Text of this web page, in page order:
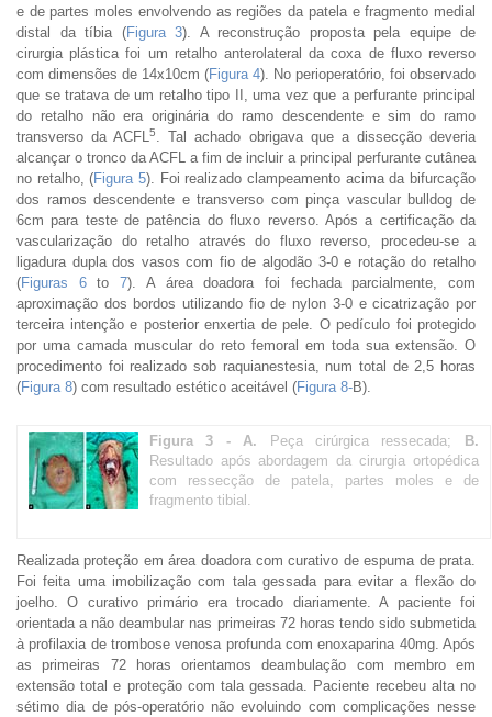
e de partes moles envolvendo as regiões da patela e fragmento medial
distal da tíbia (Figura 3). A reconstrução proposta pela equipe de
cirurgia plástica foi um retalho anterolateral da coxa de fluxo reverso
com dimensões de 14x10cm (Figura 4). No perioperatório, foi observado
que se tratava de um retalho tipo II, uma vez que a perfurante principal
do retalho não era originária do ramo descendente e sim do ramo
transverso da ACFL5
. Tal achado obrigava que a dissecção deveria
alcançar o tronco da ACFL a fim de incluir a principal perfurante cutânea
no retalho, (Figura 5). Foi realizado clampeamento acima da bifurcação
dos ramos descendente e transverso com pinça vascular bulldog de
6cm para teste de patência do fluxo reverso. Após a certificação da
vascularização do retalho através do fluxo reverso, procedeu-se a
ligadura dupla dos vasos com fio de algodão 3-0 e rotação do retalho
(Figuras 6to7). A área doadora foi fechada parcialmente, com
aproximação dos bordos utilizando fio de nylon 3-0 e cicatrização por
terceira intenção e posterior enxertia de pele. O pedículo foi protegido
por uma camada muscular do reto femoral em toda sua extensão. O
procedimento foi realizado sob raquianestesia, num total de 2,5 horas
(Figura 8) com resultado estético aceitável (Figura 8-B).
Figura 3 - A. Peça cirúrgica ressecada;
B.
Resultado após abordagem da cirurgia ortopédica
com ressecção de patela, partes moles e de
fragmento tibial.
Realizada proteção em área doadora com curativo de espuma de prata.
Foi feita uma imobilização com tala gessada para evitar a flexão do
joelho. O curativo primário era trocado diariamente. A paciente foi
orientada a não deambular nas primeiras 72 horas tendo sido submetida
à profilaxia de trombose venosa profunda com enoxaparina 40mg. Após
as primeiras 72 horas orientamos deambulação com membro em
extensão total e proteção com tala gessada. Paciente recebeu alta no
sétimo dia de pós-operatório não evoluindo com complicações nesse